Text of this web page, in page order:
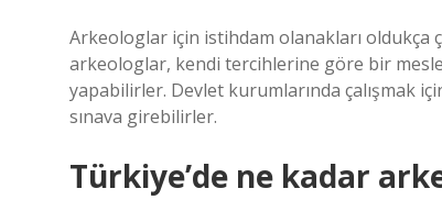
Arkeologlar için istihdam olanakları oldukça
arkeologlar, kendi tercihlerine göre bir
yapabilirler. Devlet kurumlarında çalışmak
sınava girebilirler.
Türkiye’de ne kadar